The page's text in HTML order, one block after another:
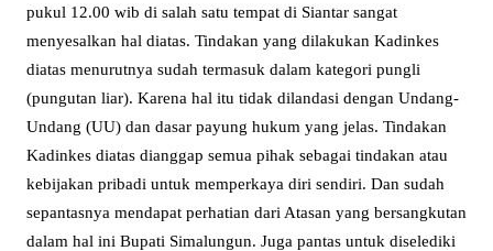
pukul 12.00 wib di salah satu tempat di Siantar sangat
menyesalkan hal diatas. Tindakan yang dilakukan Kadinkes
diatas menurutnya sudah termasuk dalam kategori pungli
(pungutan liar). Karena hal itu tidak dilandasi dengan Undang-
Undang (UU) dan dasar payung hukum yang jelas. Tindakan
Kadinkes diatas dianggap semua pihak sebagai tindakan atau
kebijakan pribadi untuk memperkaya diri sendiri. Dan sudah
sepantasnya mendapat perhatian dari Atasan yang bersangkutan
dalam hal ini Bupati Simalungun. Juga pantas untuk diselediki